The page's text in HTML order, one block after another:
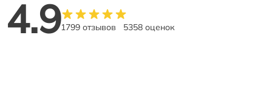
4.91799 отзывов 5358 оценок